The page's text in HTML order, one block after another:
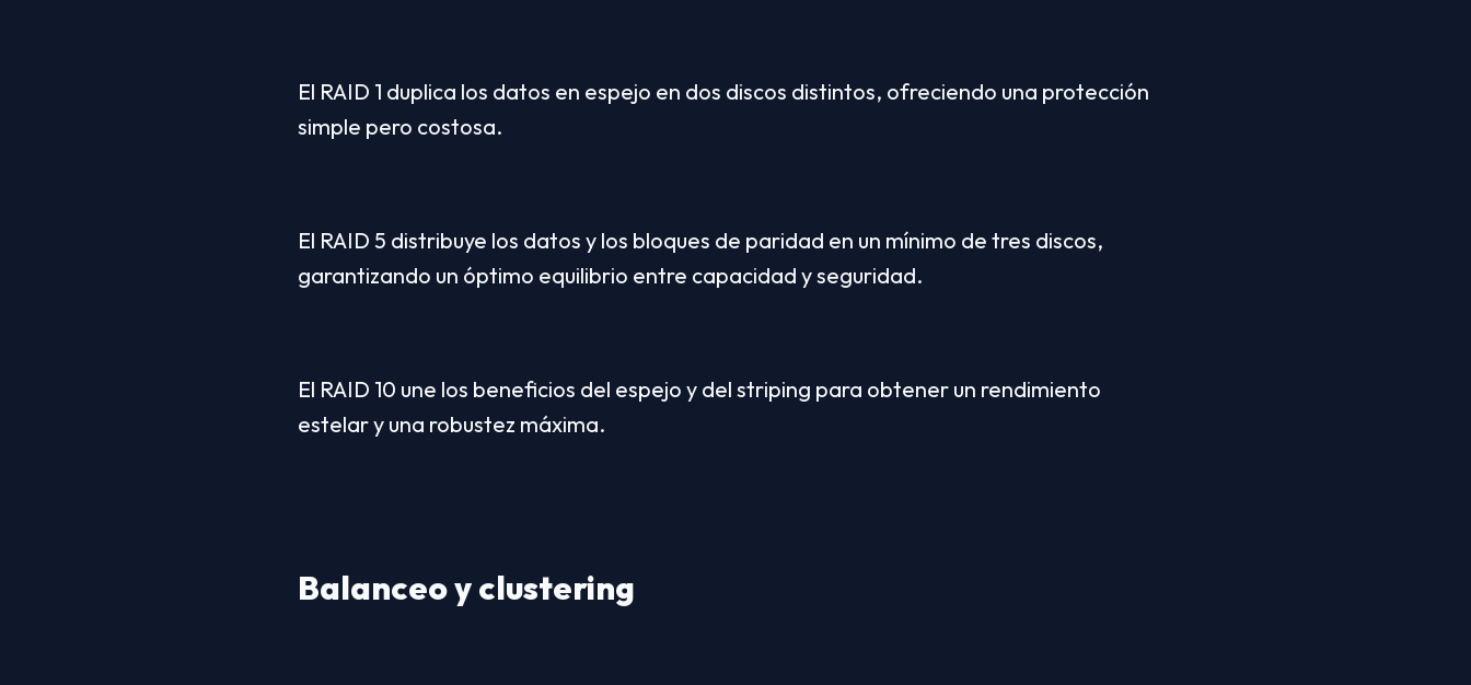
El RAID 1 duplica los datos en espejo en dos discos distintos, ofreciendo una protección
simple pero costosa.
El RAID 5 distribuye los datos y los bloques de paridad en un mínimo de tres discos,
garantizando un óptimo equilibrio entre capacidad y seguridad.
El RAID 10 une los beneficios del espejo y del striping para obtener un rendimiento
estelar y una robustez máxima.
Balanceo y clustering